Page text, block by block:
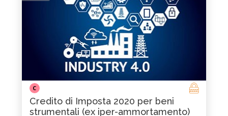
C
Credito di Imposta 2020 per beni
strumentali (ex iper-ammortamento)